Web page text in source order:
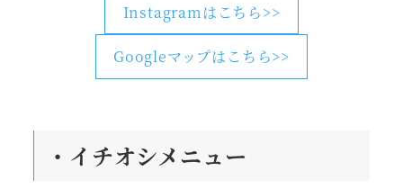
Instagramはこちら>>
Googleマップはこちら>>
・ イチオシメニュー